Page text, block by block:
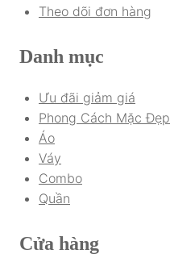
Theo dõi đơn hàng
Danh mục
Ưu đãi giảm giá
Phong Cách Mặc Đẹp
Áo
Váy
Combo
Quần
Cửa hàng